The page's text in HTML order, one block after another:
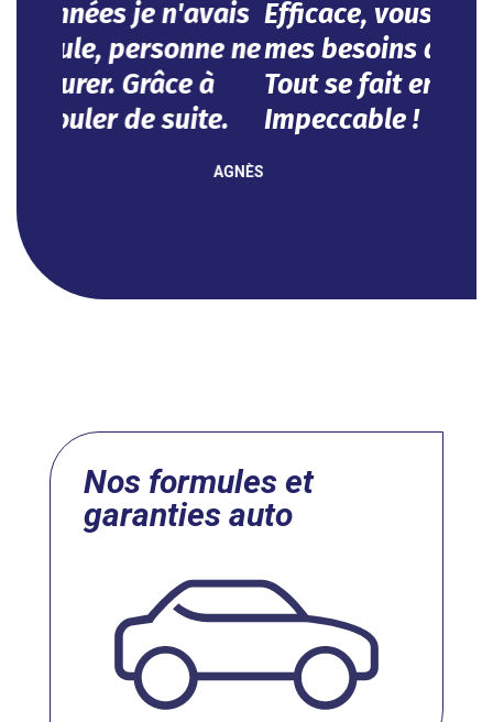
mes besoins dans l'urgence.
Tout se fait en ligne.
Impeccable !
garanties auto